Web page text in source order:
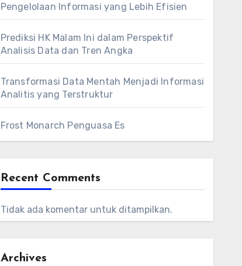
Pengelolaan Informasi yang Lebih Efisien
Prediksi HK Malam Ini dalam Perspektif
Analisis Data dan Tren Angka
Transformasi Data Mentah Menjadi Informasi
Analitis yang Terstruktur
Frost Monarch Penguasa Es
Recent Comments
Tidak ada komentar untuk ditampilkan.
Archives